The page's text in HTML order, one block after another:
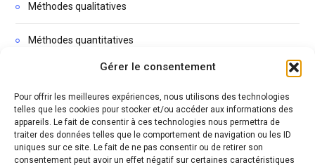
Gérer le consentement
Pour offrir les meilleures expériences, nous utilisons des technologies
telles que les cookies pour stocker et/ou accéder aux informations des
appareils. Le fait de consentir à ces technologies nous permettra de
traiter des données telles que le comportement de navigation ou les ID
uniques sur ce site. Le fait de ne pas consentir ou de retirer son
consentement peut avoir un effet négatif sur certaines caractéristiques
Méthodes qualitatives
Méthodes quantitatives
Podcasts
Thèse